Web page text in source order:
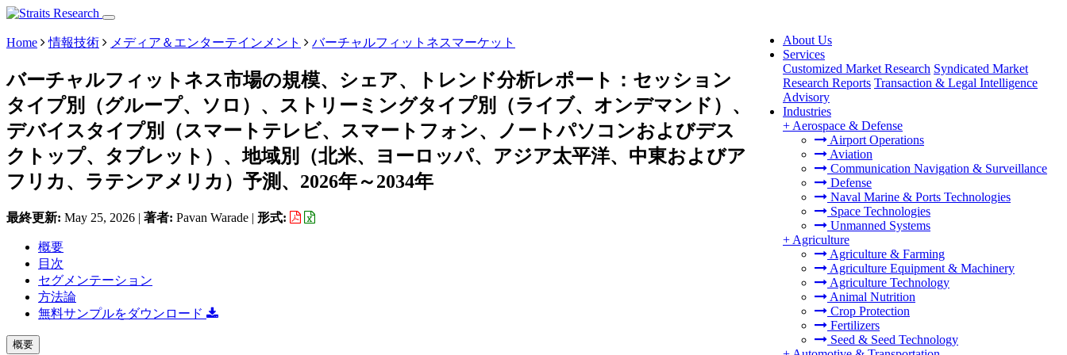
About Us
Services
Customized Market Research Syndicated Market
Research Reports Transaction & Legal Intelligence
Advisory
Industries
+ Aerospace & Defense
Airport Operations
Aviation
Communication Navigation & Surveillance
Defense
Naval Marine & Ports Technologies
Space Technologies
Unmanned Systems
+ Agriculture
Agriculture & Farming
Agriculture Equipment & Machinery
Agriculture Technology
Animal Nutrition
Crop Protection
Fertilizers
Seed & Seed Technology
Home 情報技術 メディア＆エンターテインメント バーチャルフィットネスマーケット
バーチャルフィットネス市場の規模、シェア、トレンド分析レポート：セッション
タイプ別（グループ、ソロ）、ストリーミングタイプ別（ライブ、オンデマンド）、
デバイスタイプ別（スマートテレビ、スマートフォン、ノートパソコンおよびデス
クトップ、タブレット）、地域別（北米、ヨーロッパ、アジア太平洋、中東およびア
フリカ、ラテンアメリカ）予測、2026年～2034年
最終更新: May 25, 2026 | 著者: Pavan Warade | 形式:
概要
目次
セグメンテーション
方法論
無料サンプルをダウンロード
概要